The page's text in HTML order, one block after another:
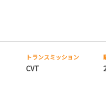
トランスミッション
CVT